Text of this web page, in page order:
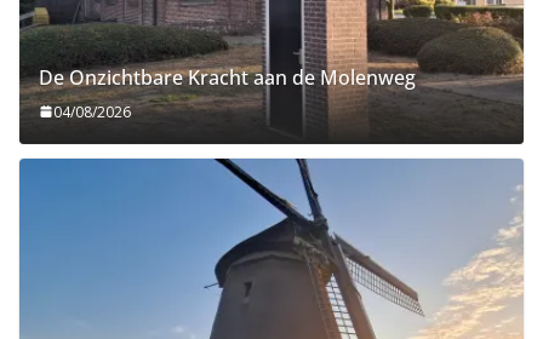
De Onzichtbare Kracht aan de Molenweg
04/08/2026